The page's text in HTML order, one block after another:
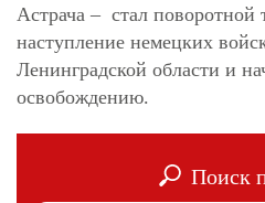
Астрача – стал поворотной
наступление немецких
Ленинградской области и
освобождению.
Поиск